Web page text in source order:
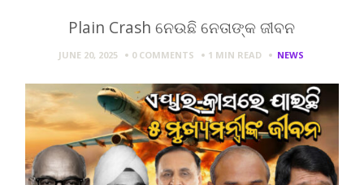
Plain Crash ନେଉଛି ନେତାଙ୍କ ଜୀବନ
JUNE 20, 2025 0 COMMENTS 1 MIN READ NEWS